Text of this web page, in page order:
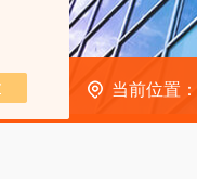
当前位置：